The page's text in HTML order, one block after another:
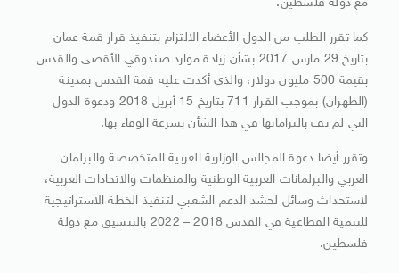
مع دولة فلسطين.
كما تقرر الطلب من الدول الأعضاء الالتزام بتنفيذ قرار قمة عمان
بتاريخ 29 مارس 2017 بشأن زيادة موارد صندوقي الأقصى والقدس
بقيمة 500 مليون دولار، والذي أكدت عليه قمة القدس بمدينة
(الظهران) بموجب القرار 711 بتاريخ 15 أبريل 2018 ودعوة الدول
التي لم تف بالتزاماتها في هذا الشأن بسرعة الوفاء بها.
وتقرر أيضا دعوة المجالس الوزارية العربية المتخصصة والبرلمان
العربي والبرلمانات العربية الوطنية والمنظمات والاتحادات العربية،
لاستحداث وسائل لحشد الدعم الشعبي لتنفيذ الخطة الاستراتيجية
للتنمية القطاعية في القدس 2018 – 2022 بالتنسيق مع دولة
فلسطين.